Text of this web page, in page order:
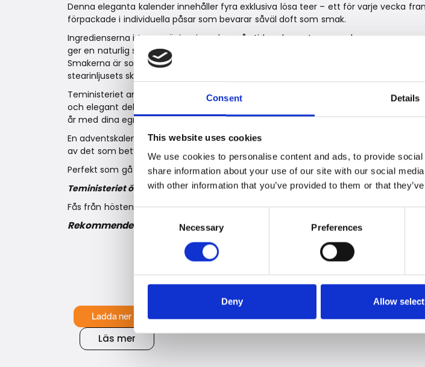
Consent Details
This website uses cookies
We use cookies to personalise content and ads, to provide
share information about your use of our site with our social
with other information that you’ve provided to them or that
Selection
Necessary Preferences
Deny Allow
Denna eleganta kalender innehåller fyra exklusiva lösa teer – ett för varje vecka
förpackade i individuella påsar som bevarar såväl doft som smak.
Ingredienserna i teerna är inspirerade av årstidens lugna tempo och varma
ger en naturlig sötma; kanel, som hör december till; och apelsinskal, som förknippas
Smakerna är sofistikerade, fylliga och utsökta – som skapade för rofyllda stunder
stearinljusets sken.
Teministeriet arbetar noggrant med varje detalj – och teburken är inget undantag.
och elegant dekorerad med en enkel julbild – ett litet stycke nordisk designmagi. Fyll
år med dina egna favoritteer eller kanske en god julkonfekt.
En adventskalender som låter dig njuta av december i slowmotion – med te i
av det som betyder något.
Perfekt som gå bort-present, adventsgåva – eller en omtänksam paus till dig själv?
Teministeriet önskar alla en underbar december.
Fås från hösten 2025 hos utvalda återförsäljare och påhttps://www.witt.dk/sv
Rekommenderat försäljningspris SEK: 279,-
Ladda ner pressmaterial
Läs mer